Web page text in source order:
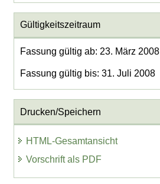
Gültigkeitszeitraum
Fassung gültig ab: 23. März 2008
Fassung gültig bis: 31. Juli 2008
Drucken/Speichern
HTML-Gesamtansicht
Vorschrift als PDF